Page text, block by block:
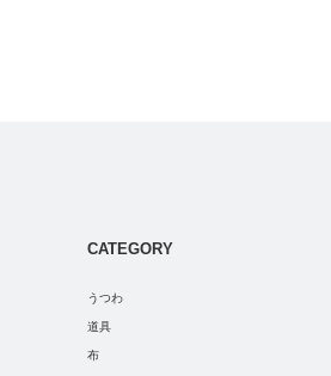
CATEGORY
うつわ
道具
布